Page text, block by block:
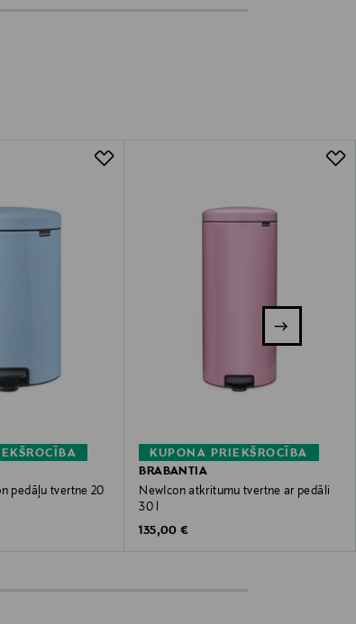
pedāļu tvertne 20
KUPONA PRIEKŠROCĪBA
BRABANTIA
NewIcon atkritumu tvertne ar pedāli
30 l
Original Price
135,00 €